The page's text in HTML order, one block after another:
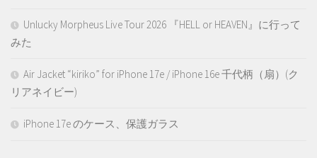
Unlucky Morpheus Live Tour 2026 『HELL or HEAVEN』に行って
みた
Air Jacket “kiriko” for iPhone 17e / iPhone 16e 千代柄（扇）(ク
リアネイビー)
iPhone 17e のケース、保護ガラス